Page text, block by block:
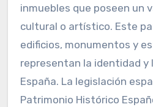
inmuebles que poseen un
cultural o artístico. Este
edificios, monumentos y
representan la identidad y
España. La legislación
Patrimonio Histórico